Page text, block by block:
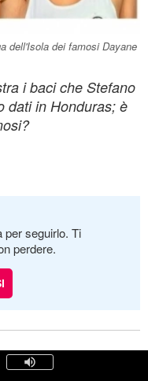
dell'Isola dei famosi Dayane
i baci che Stefano
dati in Honduras; è
per seguirlo. Ti
perdere.